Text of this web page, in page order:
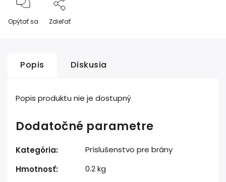
Opýtať sa Zdieľať
Popis Diskusia
Popis produktu nie je dostupný
Dodatočné parametre
Kategória:
Príslušenstvo pre brány
Hmotnosť: 0.2 kg